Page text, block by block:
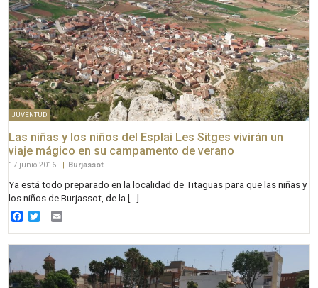
JUVENTUD
Las niñas y los niños del Esplai Les Sitges vivirán un
viaje mágico en su campamento de verano
17 junio 2016 | Burjassot
Ya está todo preparado en la localidad de Titaguas para que las niñas y
los niños de Burjassot, de la […]
Facebook
Twitter